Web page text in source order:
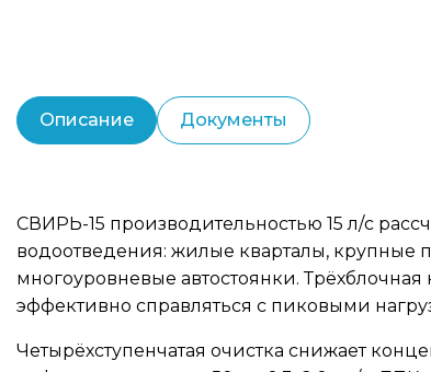
Описание Документы
СВИРЬ-15 производительностью 15 л/с
водоотведения: жилые кварталы, крупные
многоуровневые автостоянки. Трёхблочная
эффективно справляться с пиковыми
Четырёхступенчатая очистка снижает